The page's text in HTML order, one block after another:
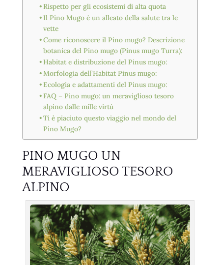
Rispetto per gli ecosistemi di alta quota
Il Pino Mugo è un alleato della salute tra le
vette
Come riconoscere il Pino mugo? Descrizione
botanica del Pino mugo (Pinus mugo Turra):
Habitat e distribuzione del Pinus mugo:
Morfologia dell’Habitat Pinus mugo:
Ecologia e adattamenti del Pinus mugo:
FAQ – Pino mugo: un meraviglioso tesoro
alpino dalle mille virtù
Ti è piaciuto questo viaggio nel mondo del
Pino Mugo?
PINO MUGO UN
MERAVIGLIOSO TESORO
ALPINO